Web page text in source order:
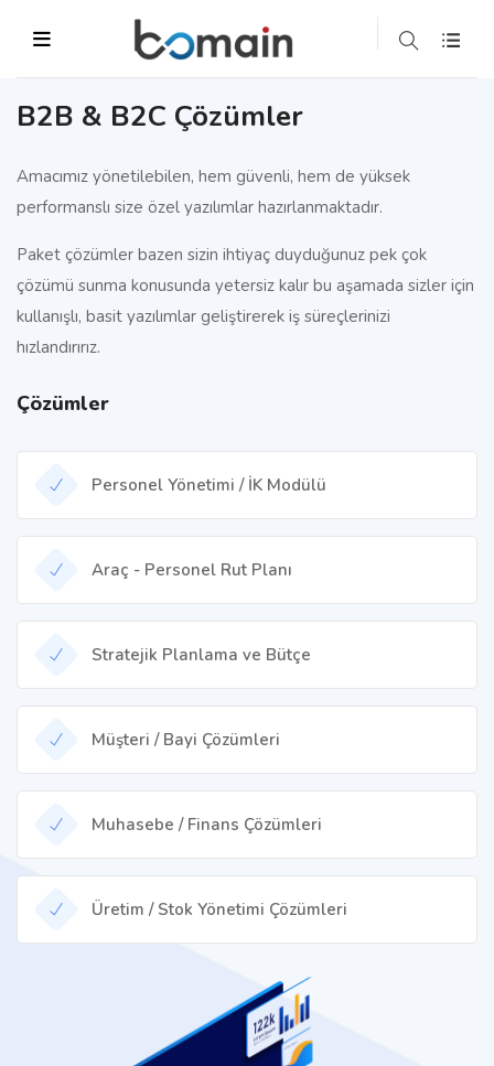
B2B & B2C Çözümler
Amacımız yönetilebilen, hem güvenli, hem de yüksek
performanslı size özel yazılımlar hazırlanmaktadır.
Paket çözümler bazen sizin ihtiyaç duyduğunuz pek çok
çözümü sunma konusunda yetersiz kalır bu aşamada sizler için
kullanışlı, basit yazılımlar geliştirerek iş süreçlerinizi
hızlandırırız.
Çözümler
Personel Yönetimi / İK Modülü
Araç - Personel Rut Planı
Stratejik Planlama ve Bütçe
Müşteri / Bayi Çözümleri
Muhasebe / Finans Çözümleri
Üretim / Stok Yönetimi Çözümleri